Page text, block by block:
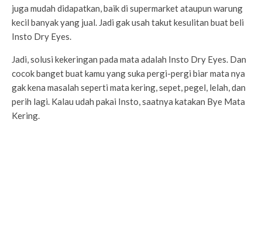
juga mudah didapatkan, baik di supermarket ataupun warung
kecil banyak yang jual. Jadi gak usah takut kesulitan buat beli
Insto Dry Eyes.
Jadi, solusi kekeringan pada mata adalah Insto Dry Eyes. Dan
cocok banget buat kamu yang suka pergi-pergi biar mata nya
gak kena masalah seperti mata kering, sepet, pegel, lelah, dan
perih lagi. Kalau udah pakai Insto, saatnya katakan Bye Mata
Kering.